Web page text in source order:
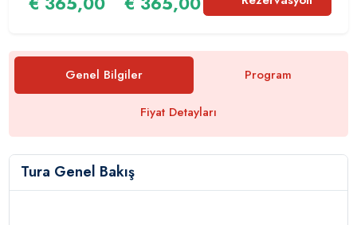
0 Bebek
Genel Bilgiler Program
Fiyat Detayları
Tura Genel Bakış